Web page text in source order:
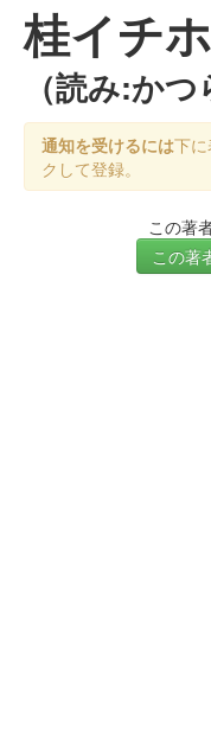
桂イチホ
（読み:かつ
通知を受けるには下
クして登録。
この著
この著